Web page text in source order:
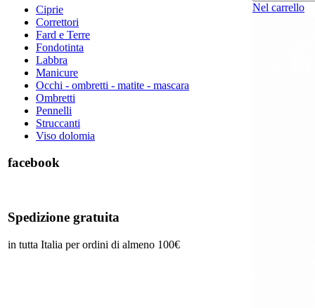
Ciprie
Correttori
Fard e Terre
Fondotinta
Labbra
Manicure
Occhi - ombretti - matite - mascara
Ombretti
Pennelli
Struccanti
Viso dolomia
facebook
Spedizione gratuita
in tutta Italia per ordini di almeno 100€
Nel carrello